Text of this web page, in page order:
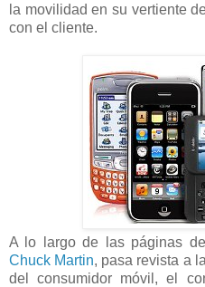
la movilidad en su vertiente
con el cliente.
A lo largo de las páginas
Chuck Martin, pasa revista a
del consumidor móvil, el